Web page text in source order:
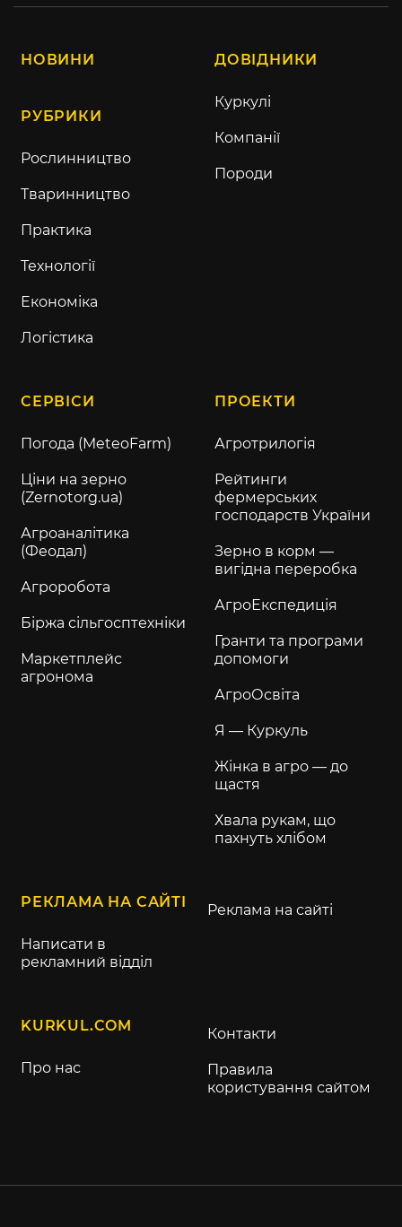
НОВИНИ
РУБРИКИ
Рослинництво
Тваринництво
Практика
Технології
Економіка
Логістика
ДОВІДНИКИ
Куркулі
Компанії
Породи
СЕРВІСИ
Погода (MeteoFarm)
Ціни на зерно
(Zernotorg.ua)
Агроаналітика
(Феодал)
Агроробота
Біржа сільгосптехніки
Маркетплейс
агронома
ПРОЕКТИ
Агротрилогія
Рейтинги
фермерських
господарств України
Зерно в корм —
вигідна переробка
АгроЕкспедиція
Гранти та програми
допомоги
АгроОсвіта
Я — Куркуль
Жінка в агро — до
щастя
Хвала рукам, що
пахнуть хлібом
РЕКЛАМА НА САЙТІ
Написати в
рекламний відділ
Реклама на сайті
KURKUL.COM
Про нас
Контакти
Правила
користування сайтом